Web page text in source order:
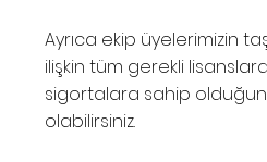
Ayrıca ekip üyelerimizin
ilişkin tüm gerekli
sigortalara sahip
olabilirsiniz.